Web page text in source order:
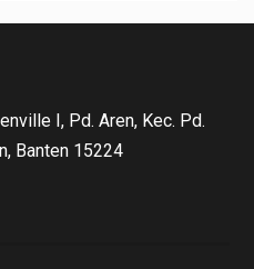
I, Pd. Aren, Kec. Pd.
Banten 15224